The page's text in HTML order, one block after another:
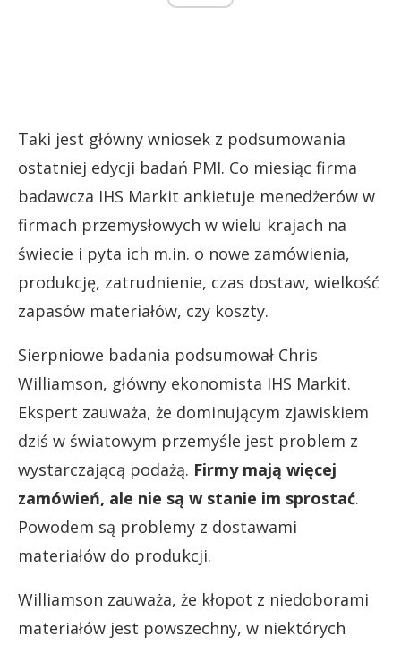
Taki jest główny wniosek z podsumowania
ostatniej edycji badań PMI. Co miesiąc firma
badawcza IHS Markit ankietuje menedżerów w
firmach przemysłowych w wielu krajach na
świecie i pyta ich m.in. o nowe zamówienia,
produkcję, zatrudnienie, czas dostaw, wielkość
zapasów materiałów, czy koszty.
Sierpniowe badania podsumował Chris
Williamson, główny ekonomista IHS Markit.
Ekspert zauważa, że dominującym zjawiskiem
dziś w światowym przemyśle jest problem z
wystarczającą podażą. Firmy mają więcej
zamówień, ale nie są w stanie im sprostać.
Powodem są problemy z dostawami
materiałów do produkcji.
Williamson zauważa, że kłopot z niedoborami
materiałów jest powszechny, w niektórych